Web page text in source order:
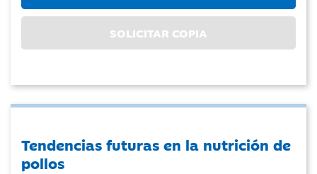
SOLICITAR COPIA
Tendencias futuras en la nutrición de
pollos